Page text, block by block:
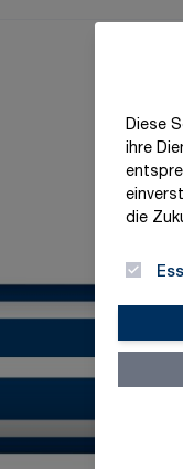
Diese
ihre
die